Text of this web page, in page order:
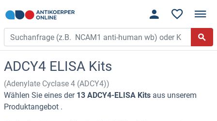
ADCY4 ELISA Kits
(Adenylate Cyclase 4 (ADCY4))
Wählen Sie eines der 13 ADCY4-ELISA Kits aus unserem
Produktangebot .